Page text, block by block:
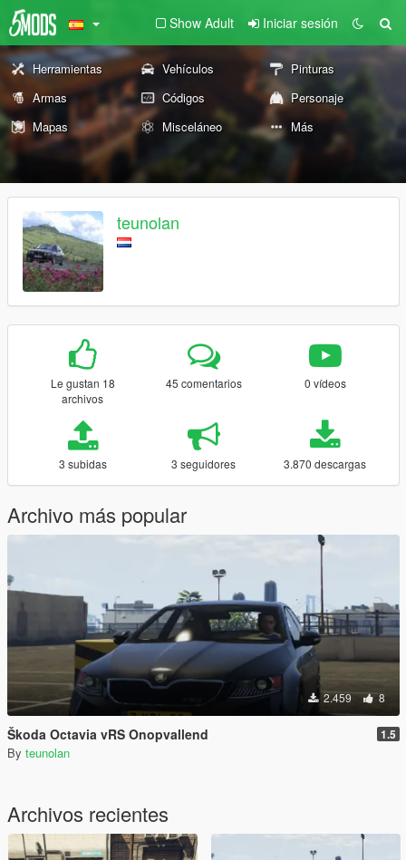
Show Adult Iniciar sesión
Herramientas Vehículos
Pinturas
Armas
Códigos
Personaje
Mapas
Misceláneo Más
teunolan
Le gustan 18
archivos
45 comentarios 0 vídeos
3 subidas 3 seguidores 3.870 descargas
Archivo más popular
2.459 8
Škoda Octavia vRS Onopvallend 1.5
By teunolan
Archivos recientes